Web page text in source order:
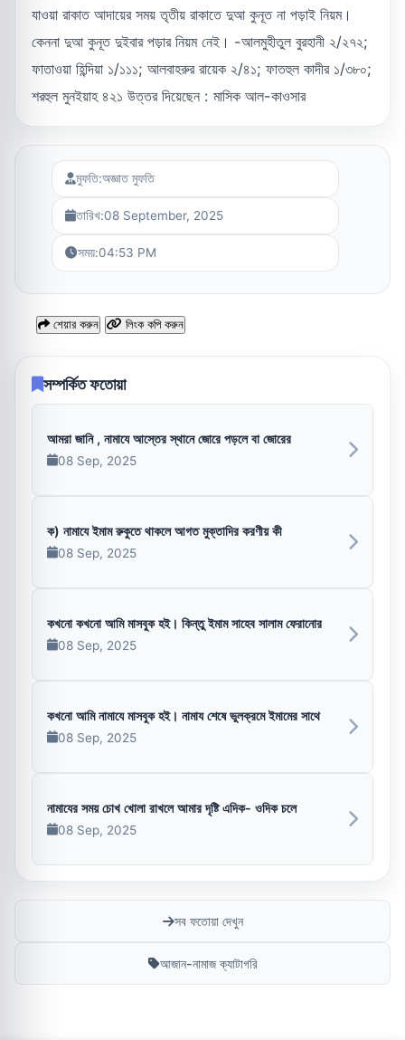
যাওয়া রাকাত আদায়ের সময় তৃতীয় রাকাতে দুআ কুনূত না পড়াই নিয়ম।
কেননা দুআ কুনূত দুইবার পড়ার নিয়ম নেই। -আলমুহীতুল বুরহানী ২/২৭২;
ফাতাওয়া হিন্দিয়া ১/১১১; আলবাহরুর রায়েক ২/৪১; ফাতহুল কাদীর ১/৩৮০;
শরহুল মুনইয়াহ ৪২১ উত্তর দিয়েছেন : মাসিক আল-কাওসার
মুফতি:অজ্ঞাত মুফতি
তারিখ:08 September, 2025
সময়:04:53 PM
শেয়ার করুন লিংক কপি করুন
সম্পর্কিত ফতোয়া
আমরা জানি , নামাযে আস্তের স্থানে জোরে পড়লে বা জোরের
08 Sep, 2025
ক) নামাযে ইমাম রুকুতে থাকলে আগত মুক্তাদির করণীয় কী
08 Sep, 2025
কখনো কখনো আমি মাসবুক হই। কিন্তু ইমাম সাহেব সালাম ফেরানোর
08 Sep, 2025
কখনো আমি নামাযে মাসবুক হই। নামায শেষে ভুলক্রমে ইমামের সাথে
08 Sep, 2025
নামাযের সময় চোখ খোলা রাখলে আমার দৃষ্টি এদিক- ওদিক চলে
08 Sep, 2025
সব ফতোয়া দেখুন
আজান-নামাজ ক্যাটাগরি